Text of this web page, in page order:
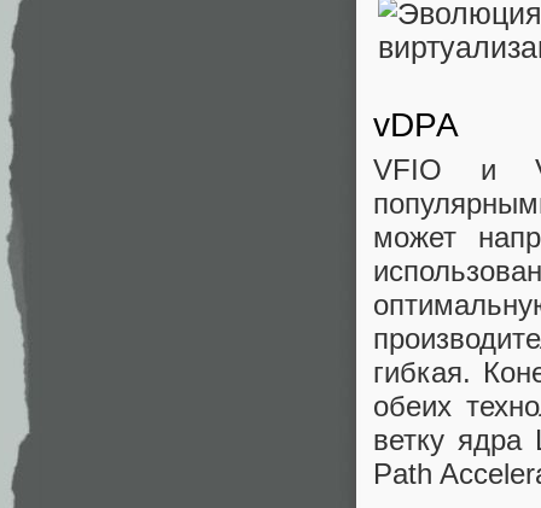
vDPA
VFIO и
может
гибкая.
обеих
ветку
Path